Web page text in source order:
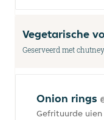
Vegetarische
Geserveerd met
Onion rings
Gefrituurde